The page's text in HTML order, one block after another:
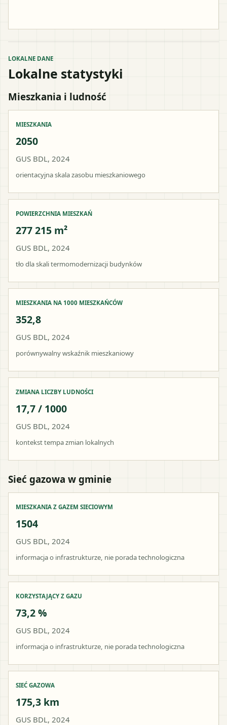
LOKALNE DANE
Lokalne statystyki
Mieszkania i ludność
MIESZKANIA
2050
GUS BDL, 2024
orientacyjna skala zasobu mieszkaniowego
POWIERZCHNIA MIESZKAŃ
277 215 m²
GUS BDL, 2024
tło dla skali termomodernizacji budynków
MIESZKANIA NA 1000 MIESZKAŃCÓW
352,8
GUS BDL, 2024
porównywalny wskaźnik mieszkaniowy
ZMIANA LICZBY LUDNOŚCI
17,7 / 1000
GUS BDL, 2024
kontekst tempa zmian lokalnych
Sieć gazowa w gminie
MIESZKANIA Z GAZEM SIECIOWYM
1504
GUS BDL, 2024
informacja o infrastrukturze, nie porada technologiczna
KORZYSTAJĄCY Z GAZU
73,2 %
GUS BDL, 2024
informacja o infrastrukturze, nie porada technologiczna
SIEĆ GAZOWA
175,3 km
GUS BDL, 2024